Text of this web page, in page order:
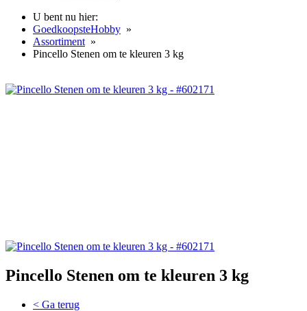
U bent nu hier:
GoedkoopsteHobby »
Assortiment »
Pincello Stenen om te kleuren 3 kg
Pincello Stenen om te kleuren 3 kg
< Ga terug